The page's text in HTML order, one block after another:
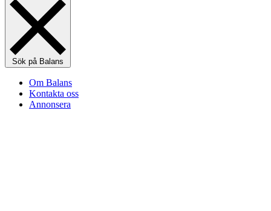
Sök på Balans
Om Balans
Kontakta oss
Annonsera